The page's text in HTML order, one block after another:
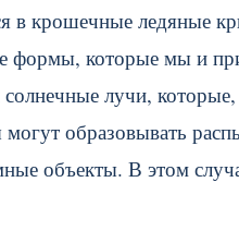
в крошечные ледяные
формы, которые мы и
лучи, которые,
образовывать
объекты. В этом